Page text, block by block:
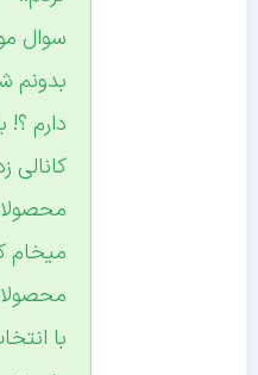
سوال
بدونم
دارم
کانالی
میخام
با